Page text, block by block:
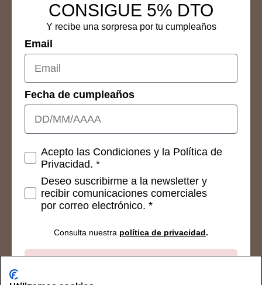
CONSIGUE 5% DTO
Y recibe una sorpresa por tu cumpleaños
Email
Fecha de cumpleaños
Consetimientos
Acepto las Condiciones y la Política de
Privacidad. *
Deseo suscribirme a la newsletter y
recibir comunicaciones comerciales
por correo electrónico. *
Consulta nuestra política de privacidad.